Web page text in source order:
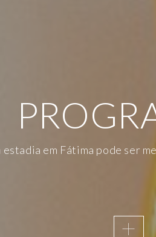
estadia em Fátima pode ser
em Fátima e, por isso, a